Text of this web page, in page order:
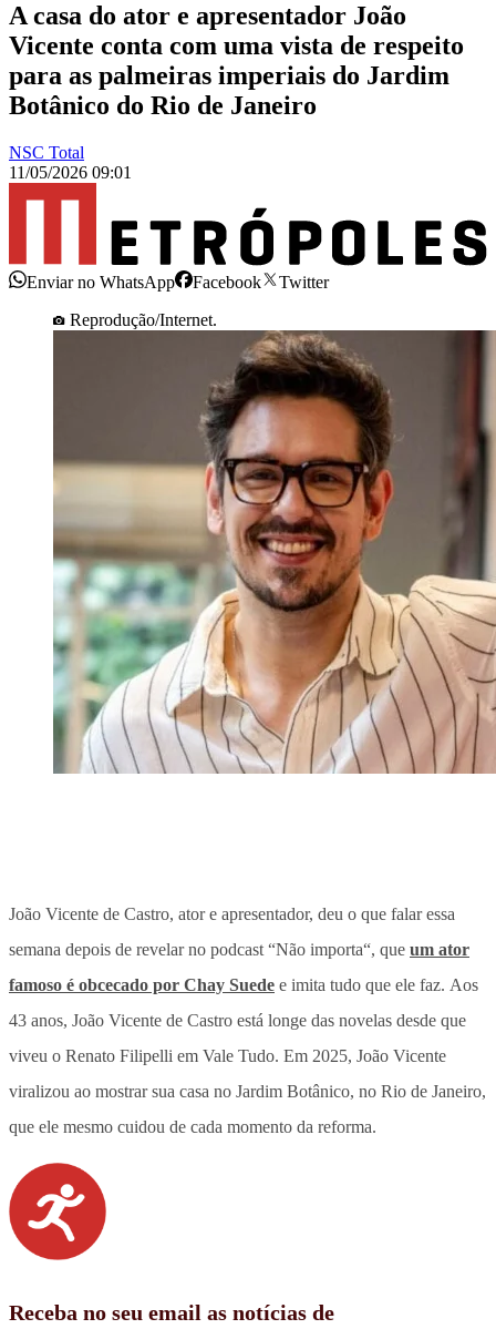
A casa do ator e apresentador João
Vicente conta com uma vista de respeito
para as palmeiras imperiais do Jardim
Botânico do Rio de Janeiro
NSC Total
11/05/2026 09:01
Enviar no WhatsApp Facebook
Twitter
Reprodução/Internet.
João Vicente de Castro, ator e apresentador, deu o que falar essa
semana depois de revelar no podcast “Não importa“, que um ator
famoso é obcecado por Chay Suede e imita tudo que ele faz. Aos
43 anos, João Vicente de Castro está longe das novelas desde que
viveu o Renato Filipelli em Vale Tudo. Em 2025, João Vicente
viralizou ao mostrar sua casa no Jardim Botânico, no Rio de Janeiro,
que ele mesmo cuidou de cada momento da reforma.
Receba no seu email as notícias de